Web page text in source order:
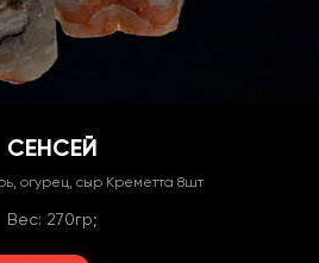
СЕНСЕЙ
огурец, сыр Креметта 8шт
Вес: 270гр;